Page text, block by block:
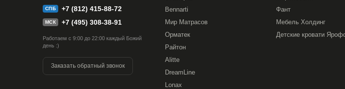
СПБ +7 (812) 415-88-72
МСК +7 (495) 308-38-91
Работаем с 9:00 до 22:00 каждый Божий
день :)
Заказать обратный звонок
Bennarti
Мир Матрасов
Орматек
Райтон
Alitte
DreamLine
Lonax
Фант
Мебель Холдинг
Детские кровати